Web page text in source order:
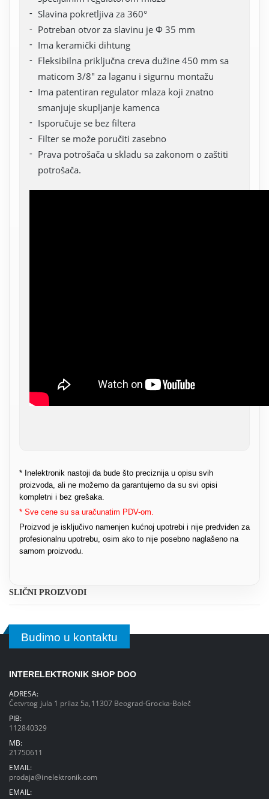
Slavina pokretljiva za 360°
Potreban otvor za slavinu je Φ 35 mm
Ima keramički dihtung
Fleksibilna priključna creva dužine 450 mm sa
maticom 3/8" za laganu i sigurnu montažu
Ima patentiran regulator mlaza koji znatno
smanjuje skupljanje kamenca
Isporučuje se bez filtera
Filter se može poručiti zasebno
Prava potrošača u skladu sa zakonom o zaštiti
potrošača.
* Inelektronik nastoji da bude što preciznija u opisu svih
proizvoda, ali ne možemo da garantujemo da su svi opisi
kompletni i bez grešaka.
* Sve cene su sa uračunatim PDV-om.
Proizvod je isključivo namenjen kućnoj upotrebi i nije predviđen za
profesionalnu upotrebu, osim ako to nije posebno naglašeno na
samom proizvodu.
SLIČNI PROIZVODI
Budimo u kontaktu
INTERELEKTRONIK SHOP DOO
ADRESA:
Četvrtog jula 1 prilaz 5a,11307 Beograd-Grocka-Boleč
PIB:
112840329
MB:
21750611
EMAIL:
prodaja@inelektronik.com
EMAIL: